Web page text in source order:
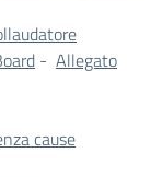
- Allegato
cause